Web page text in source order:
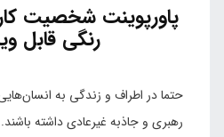
رنگی قابل
حتما در اطراف و زندگی به
رهبری و جاذبه غیرعادی داشته